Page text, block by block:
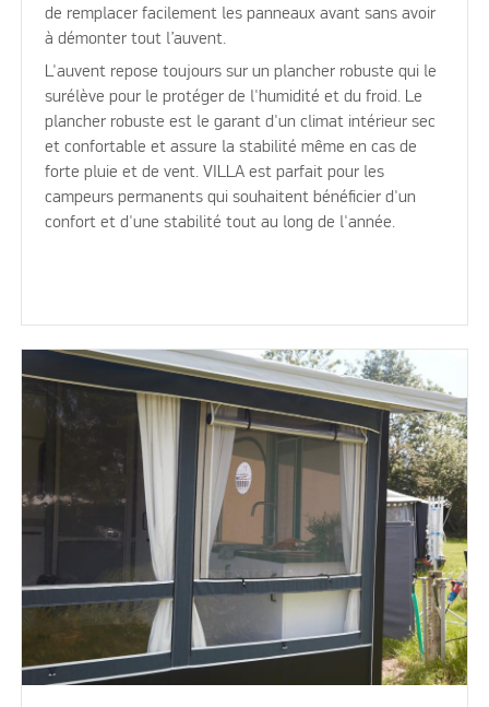
de remplacer facilement les panneaux avant sans avoir
à démonter tout l’auvent.
L'auvent repose toujours sur un plancher robuste qui le
surélève pour le protéger de l'humidité et du froid. Le
plancher robuste est le garant d'un climat intérieur sec
et confortable et assure la stabilité même en cas de
forte pluie et de vent. VILLA est parfait pour les
campeurs permanents qui souhaitent bénéficier d'un
confort et d'une stabilité tout au long de l'année.